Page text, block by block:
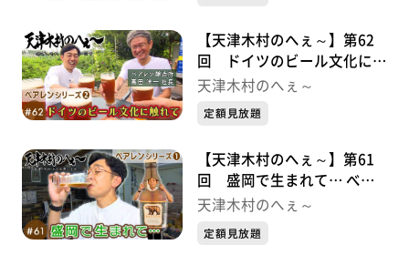
【天津木村のへぇ～】第62
回 ドイツのビール文化に触
れて べアレンシリーズ②
天津木村のへぇ～
定額見放題
【天津木村のへぇ～】第61
回 盛岡で生まれて… べア
レンシリーズ➀
天津木村のへぇ～
定額見放題